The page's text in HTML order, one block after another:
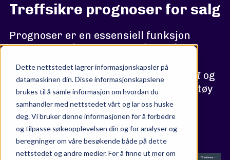
Dette nettstedet lagrer informasjonskapsler på
datamaskinen din. Disse informasjonskapslene
brukes til å samle informasjon om hvordan du
samhandler med nettstedet vårt og lar oss huske
deg. Vi bruker denne informasjonen for å forbedre
og tilpasse søkeopplevelsen din og for analyser og
beregninger om våre besøkende både på dette
nettstedet og andre medier. For å finne ut mer om
Treffsikre prognoser for salg
Prognoser er en essensiell funksjon
innen salg når det gjelder å anslå
fremtidige inntekter. Under INBOUND
2023 lanserte HubSpot sitt
HubSpot AIog
sin nye Sales Hub med AI-drevne verktøy
for styring av avtaler og prognoser.